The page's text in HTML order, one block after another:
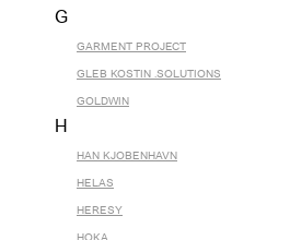
G
GARMENT PROJECT
GLEB KOSTIN .SOLUTIONS
GOLDWIN
H
HAN KJOBENHAVN
HELAS
HERESY